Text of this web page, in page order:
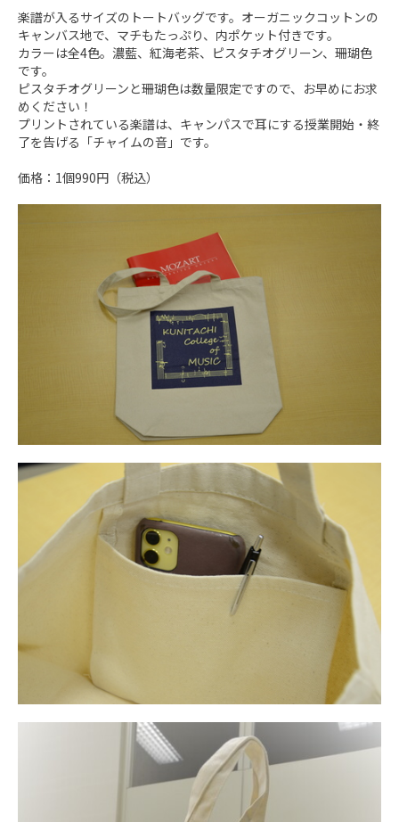
楽譜が入るサイズのトートバッグです。オーガニックコットンの
キャンバス地で、マチもたっぷり、内ポケット付きです。
カラーは全4色。濃藍、紅海老茶、ピスタチオグリーン、珊瑚色
です。
ピスタチオグリーンと珊瑚色は数量限定ですので、お早めにお求
めください！
プリントされている楽譜は、キャンパスで耳にする授業開始・終
了を告げる「チャイムの音」です。
価格：1個990円（税込）